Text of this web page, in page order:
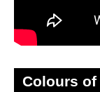
Colours of